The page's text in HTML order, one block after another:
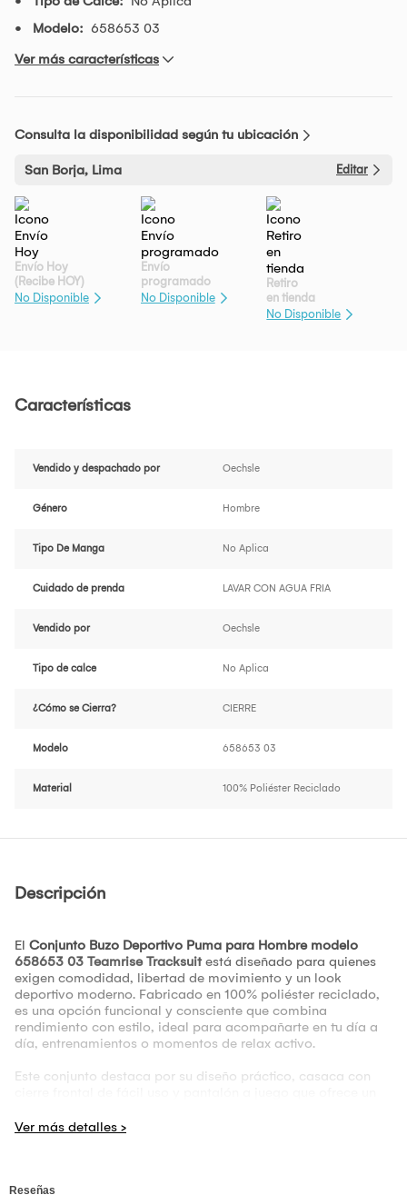
Modelo: 658653 03
Ver más características
Consulta la disponibilidad según tu ubicación
San Borja, Lima Editar
Envío Hoy
(Recibe HOY)
No Disponible
Envío
programado
No Disponible
Retiro
en tienda
No Disponible
Características
Vendido y despachado por Oechsle
Género Hombre
Tipo De Manga No Aplica
Cuidado de prenda LAVAR CON AGUA FRIA
Vendido por Oechsle
Tipo de calce No Aplica
¿Cómo se Cierra? CIERRE
Modelo 658653 03
Material 100% Poliéster Reciclado
Descripción
El Conjunto Buzo Deportivo Puma para Hombre modelo
658653 03 Teamrise Tracksuit está diseñado para quienes
exigen comodidad, libertad de movimiento y un look
deportivo moderno. Fabricado en 100% poliéster reciclado,
es una opción funcional y consciente que combina
rendimiento con estilo, ideal para acompañarte en tu día a
día, entrenamientos o momentos de relax activo.
Este conjunto destaca por su diseño práctico, casaca con
mangas estructuradas ni cortes ajustados, este buzo
El material técnico ofrece múltiples ventajas. Además de ser